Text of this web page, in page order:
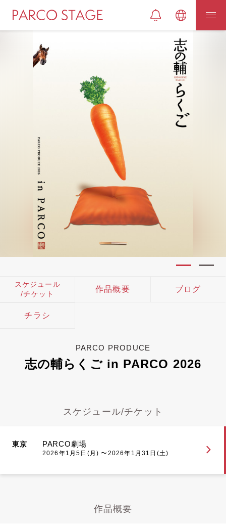
スケジュール
/チケット
作品概要 ブログ
チラシ
PARCO PRODUCE
志の輔らくご in PARCO 2026
スケジュール/チケット
東京 PARCO劇場
2026年1月5日(月) 〜2026年1月31日(土)
作品概要